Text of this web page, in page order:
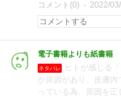
コメント(0) 2022/
電子書籍よりも紙書籍
ネタバレ
ヒトが感じる
が原因があり、皮膚
っている為、原因を